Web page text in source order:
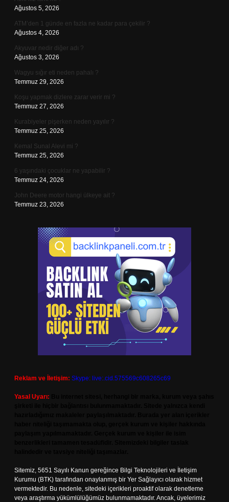
Ağustos 5, 2026
ATM’den 1 günde en fazla ne kadar para çekilir ?
Ağustos 4, 2026
Akyuvar nedir diğer adı ?
Ağustos 3, 2026
Wagyu sığır eti neden pahalı ?
Temmuz 29, 2026
Koşu yapmak dizlere zarar verir mi ?
Temmuz 27, 2026
Kurabiyeler pişerken neden yayılır ?
Temmuz 25, 2026
Kemal Sunal Alevi mi ?
Temmuz 25, 2026
6 yaşındaki çocuklar ne yapabilir ?
Temmuz 24, 2026
John Deere motor hangi ülkeye ait ?
Temmuz 23, 2026
Reklam ve İletişim: Skype: live:.cid.575569c608265c69
Yasal Uyarı:
Sitemiz, 5651 Sayılı Kanun gereğince Bilgi Teknolojileri ve İletişim
Kurumu (BTK) tarafından onaylanmış bir Yer Sağlayıcı olarak hizmet
vermektedir. Bu nedenle, sitedeki içerikleri proaktif olarak denetleme
veya araştırma yükümlülüğümüz bulunmamaktadır. Ancak, üyelerimiz